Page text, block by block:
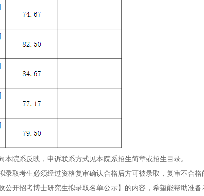
院系反映，申诉联系方式见本院系招生简章或招生目录。
取考生必须经过资格复审确认合格后方可被录取，复审不合格
公开招考博士研究生拟录取名单公示】的内容，希望能帮助准